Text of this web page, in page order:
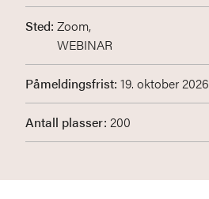
Sted: Zoom,
WEBINAR
Påmeldingsfrist: 19. oktober 2026
Antall plasser: 200